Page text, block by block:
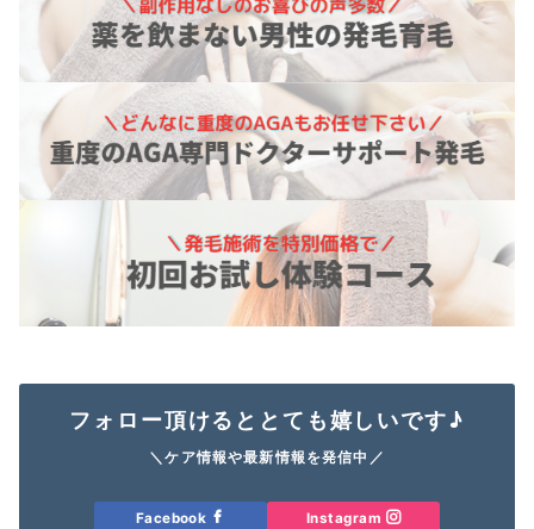
フォロー頂けるととても嬉しいです♪
＼ケア情報や最新情報を発信中／
Facebook Instagram